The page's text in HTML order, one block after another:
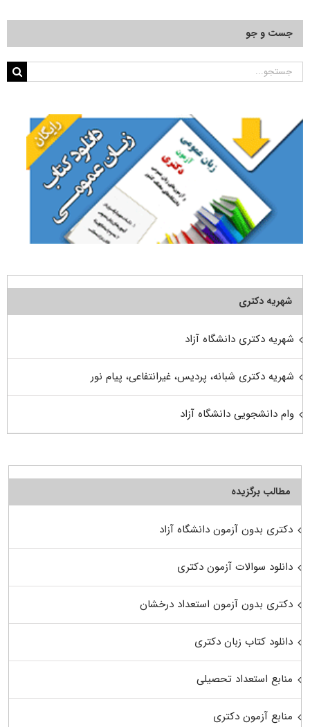
جست و جو
جستجو
شهریه دکتری
شهریه دکتری دانشگاه آزاد
شهریه دکتری شبانه، پردیس، غیرانتفاعی، پیام نور
وام دانشجویی دانشگاه آزاد
مطالب برگزیده
دکتری بدون آزمون دانشگاه آزاد
دانلود سوالات آزمون دکتری
دکتری بدون آزمون استعداد درخشان
دانلود کتاب زبان دکتری
منابع استعداد تحصیلی
منابع آزمون دکتری